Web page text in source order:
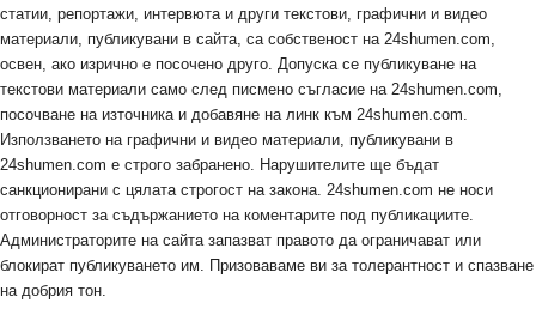
статии, репортажи, интервюта и други текстови, графични и видео
материали, публикувани в сайта, са собственост на 24shumen.com,
освен, ако изрично е посочено друго. Допуска се публикуване на
текстови материали само след писмено съгласие на 24shumen.com,
посочване на източника и добавяне на линк към 24shumen.com.
Използването на графични и видео материали, публикувани в
24shumen.com е строго забранено. Нарушителите ще бъдат
санкционирани с цялата строгост на закона. 24shumen.com не носи
отговорност за съдържанието на коментарите под публикациите.
Администраторите на сайта запазват правото да ограничават или
блокират публикуването им. Призоваваме ви за толерантност и спазване
на добрия тон.